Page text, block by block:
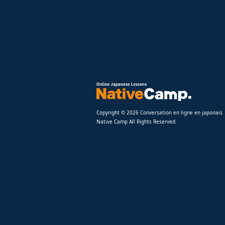
Copyright © 2026 Conversation en ligne en japonais
Native Camp All Rights Reserved.